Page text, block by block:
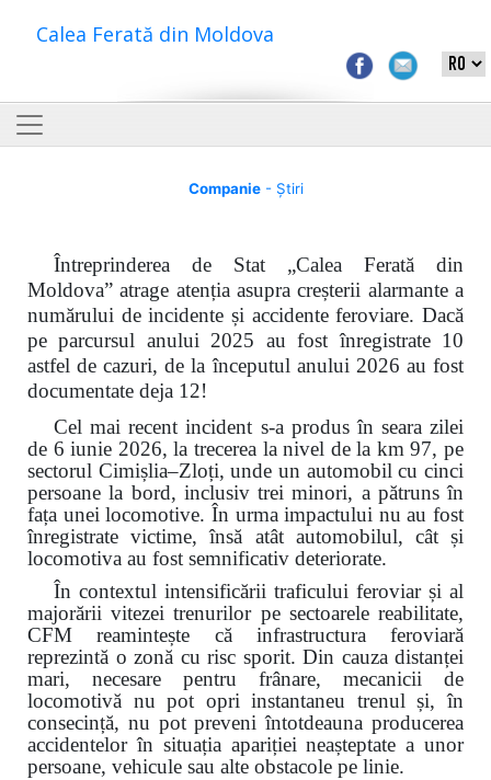
Calea Ferată din Moldova
Companie- Știri
Întreprinderea de Stat „Calea Ferată din
Moldova” atrage atenția asupra creșterii alarmante a
numărului de incidente și accidente feroviare. Dacă
pe parcursul anului 2025 au fost înregistrate 10
astfel de cazuri, de la începutul anului 2026 au fost
documentate deja 12!
Cel mai recent incident s-a produs în seara zilei
de 6 iunie 2026, la trecerea la nivel de la km 97, pe
sectorul Cimișlia–Zloți, unde un automobil cu cinci
persoane la bord, inclusiv trei minori, a pătruns în
fața unei locomotive. În urma impactului nu au fost
înregistrate victime, însă atât automobilul, cât și
locomotiva au fost semnificativ deteriorate.
În contextul intensificării traficului feroviar și al
majorării vitezei trenurilor pe sectoarele reabilitate,
CFM reamintește că infrastructura feroviară
reprezintă o zonă cu risc sporit. Din cauza distanței
mari, necesare pentru frânare, mecanicii de
locomotivă nu pot opri instantaneu trenul și, în
consecință, nu pot preveni întotdeauna producerea
accidentelor în situația apariției neașteptate a unor
persoane, vehicule sau alte obstacole pe linie.